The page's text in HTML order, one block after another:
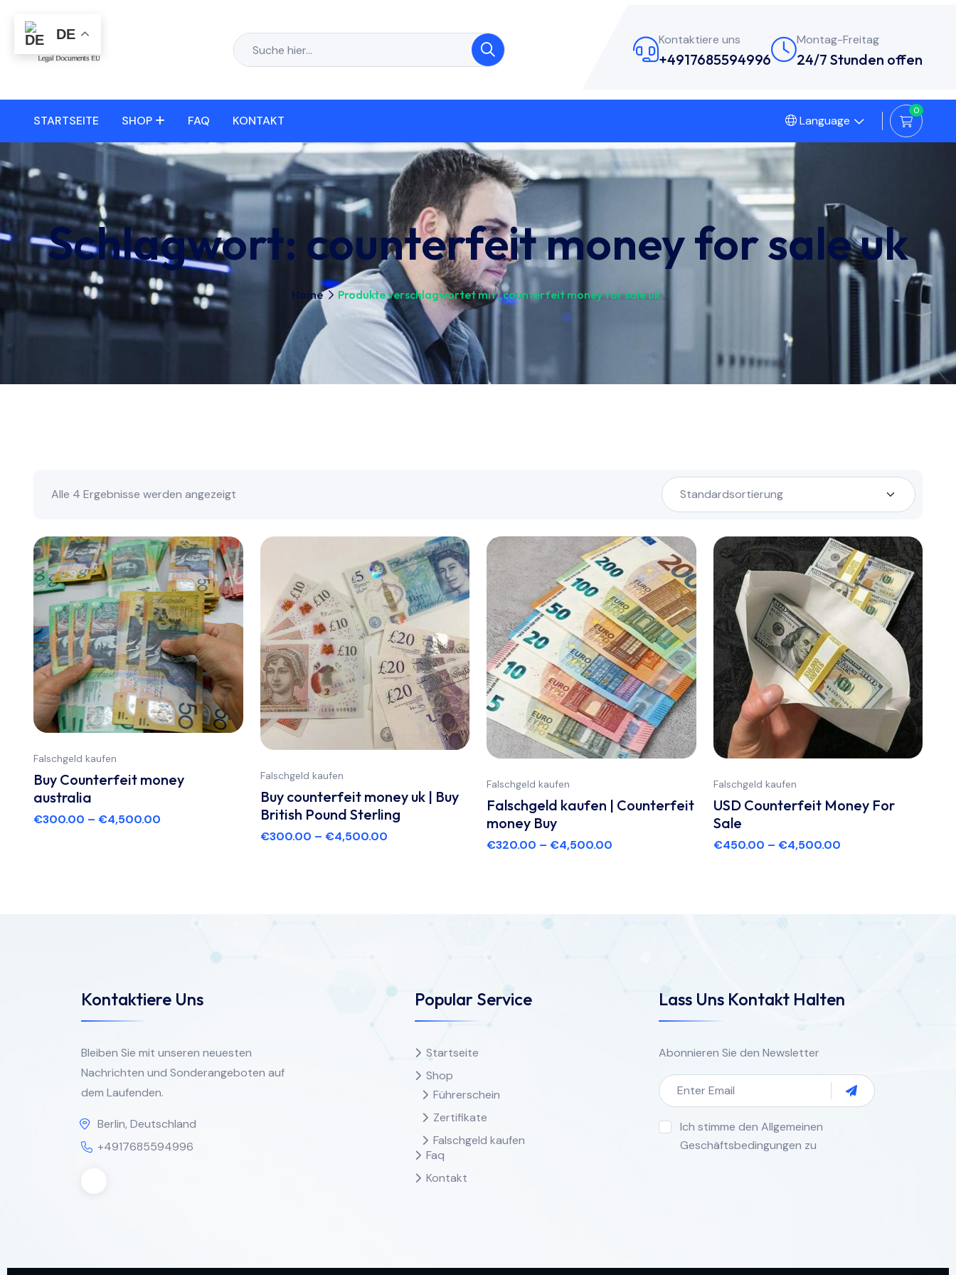
Kontaktiere uns
+4917685594996
Montag-Freitag
24/7 Stunden offen
STARTSEITE SHOP FAQ KONTAKT Language
0
Schlagwort: counterfeit money for sale uk
Home Produkte verschlagwortet mit „counterfeit money for sale uk“
Alle 4 Ergebnisse werden angezeigt
Falschgeld kaufen
Buy Counterfeit money
australia
€300.00 – €4,500.00
Falschgeld kaufen
Buy counterfeit money uk | Buy
British Pound Sterling
€300.00 – €4,500.00
Falschgeld kaufen
Falschgeld kaufen | Counterfeit
money Buy
€320.00 – €4,500.00
Falschgeld kaufen
USD Counterfeit Money For
Sale
€450.00 – €4,500.00
Kontaktiere Uns
Bleiben Sie mit unseren neuesten
Nachrichten und Sonderangeboten auf
dem Laufenden.
Berlin, Deutschland
+4917685594996
Popular Service
Startseite
Shop
Führerschein
Zertifikate
Falschgeld kaufen
Faq
Kontakt
Lass Uns Kontakt Halten
Abonnieren Sie den Newsletter
Ich stimme den Allgemeinen
Geschäftsbedingungen zu
DE